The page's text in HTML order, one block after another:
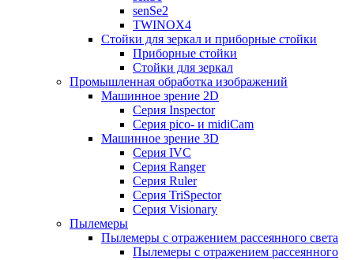
senSe2
TWINOX4
Стойки для зеркал и приборные стойки
Приборные стойки
Стойки для зеркал
Промышленная обработка изображений
Машинное зрение 2D
Серия Inspector
Серия pico- и midiCam
Машинное зрение 3D
Серия IVC
Серия Ranger
Серия Ruler
Серия TriSpector
Серия Visionary
Пылемеры
Пылемеры с отражением рассеянного света
Пылемеры с отражением рассеянного